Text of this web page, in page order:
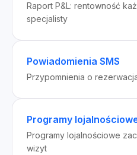
Raport P&L: rentowność
specjalisty
Powiadomienia SMS
Przypomnienia o
Programy
Programy lojalnościowe
wizyt